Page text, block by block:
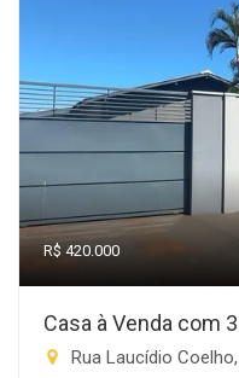
R$ 420.000
Casa à Venda com
Rua Laucídio Coelho,